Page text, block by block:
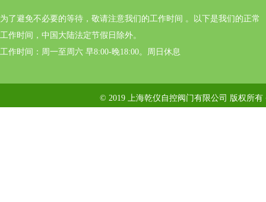
为了避免不必要的等待，敬请注意我们的工作时间 。以下是我们的正常
工作时间，中国大陆法定节假日除外。
工作时间：周一至周六 早8:00-晚18:00。周日休息
© 2019 上海乾仪自控阀门有限公司 版权所有